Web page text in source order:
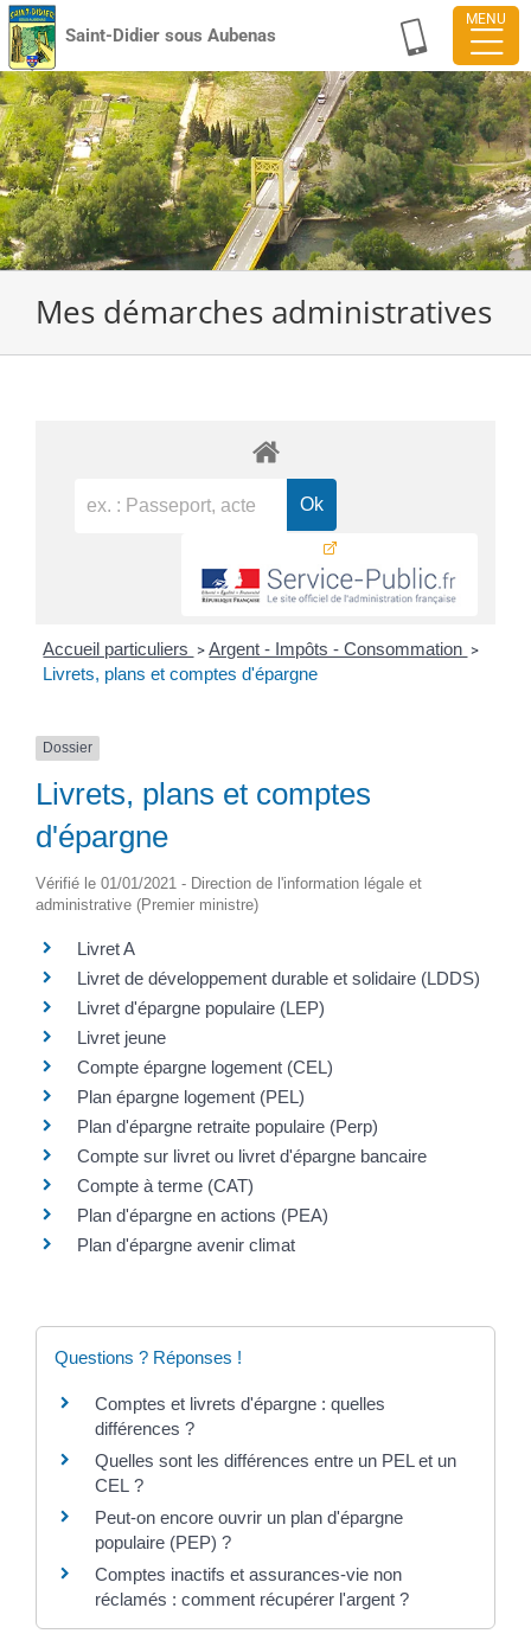
Passer
au
contenu
Saint-Didier sous Aubenas
Mes démarches administratives
Accueil particuliers > Argent - Impôts - Consommation >
Livrets, plans et comptes d'épargne
Dossier
Livrets, plans et comptes
d'épargne
Vérifié le 01/01/2021 - Direction de l'information légale et
administrative (Premier ministre)
Livret A
Livret de développement durable et solidaire (LDDS)
Livret d'épargne populaire (LEP)
Livret jeune
Compte épargne logement (CEL)
Plan épargne logement (PEL)
Plan d'épargne retraite populaire (Perp)
Compte sur livret ou livret d'épargne bancaire
Compte à terme (CAT)
Plan d'épargne en actions (PEA)
Plan d'épargne avenir climat
Questions ? Réponses !
Comptes et livrets d'épargne : quelles
différences ?
Quelles sont les différences entre un PEL et un
CEL ?
Peut-on encore ouvrir un plan d'épargne
populaire (PEP) ?
Comptes inactifs et assurances-vie non
réclamés : comment récupérer l'argent ?